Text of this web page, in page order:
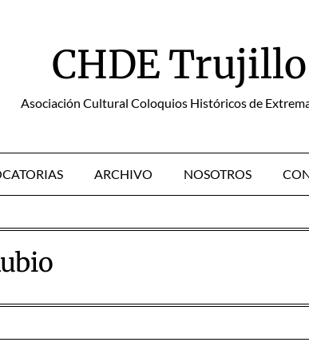
CHDE Trujillo
Asociación Cultural Coloquios Históricos de
ARCHIVO NOSOTROS